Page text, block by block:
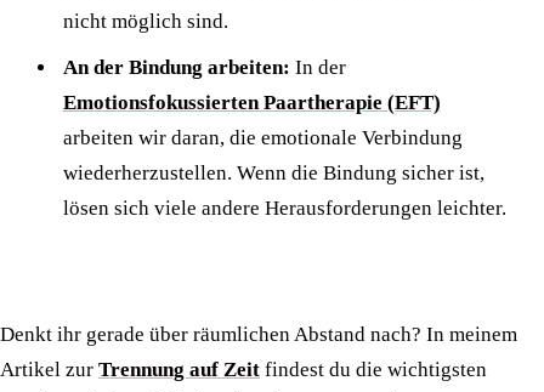
nicht möglich sind.
An der Bindung arbeiten: In der
Emotionsfokussierten Paartherapie (EFT)
arbeiten wir daran, die emotionale Verbindung
wiederherzustellen. Wenn die Bindung sicher ist,
lösen sich viele andere Herausforderungen leichter.
Denkt ihr gerade über räumlichen Abstand nach? In meinem
Artikel zur Trennung auf Zeit findest du die wichtigsten